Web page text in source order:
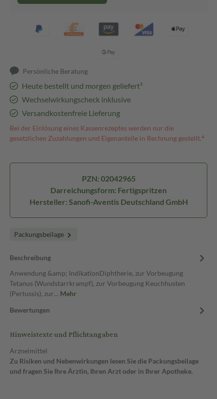
Persönliche Beratung
Heute bestellt und morgen geliefert³
Wechselwirkungscheck inklusive
Versandkostenfreie Lieferung
Bei der Einlösung eines Kassenrezeptes werden nur die
gesetzlichen Zuzahlungen und Eigenanteile in Rechnung gestellt.⁴
PZN: 02042965
Darreichungsform: Fertigspritzen
Hersteller: Sanofi-Aventis Deutschland GmbH
Packungsbeilage
Beschreibung
Anwendung &amp; IndikationDiphtherie, zur Vorbeugung
Tetanus (Wundstarrkrampf), zur Vorbeugung Keuchhusten
(Pertussis), zur… Mehr
Bewertungen
Hinweistexte und Pflichtangaben
Arzneimittel
Zu Risiken und Nebenwirkungen lesen Sie die Packungsbeilage
und fragen Sie Ihre Ärztin, Ihren Arzt oder in Ihrer Apotheke.